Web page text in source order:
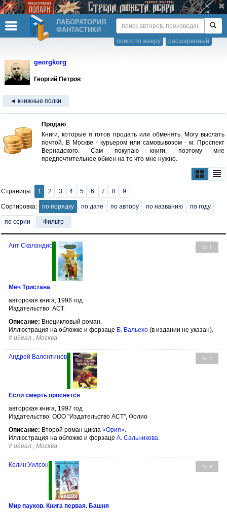
ЛАБОРАТОРИЯ
ФАНТАСТИКИ
расширенный
поиск по жанру
georgkorg
Георгий Петров
◄ книжные полки
Продаю
Книги, которые я готов продать или обменять. Могу выслать
почтой. В Москве - курьером или самовывозом - м. Проспект
Вернадского. Сам покупаю книги, поэтому мне
предпочтительнее обмен на то что мне нужно.
Страницы: 1 2 3 4 5 6 7 8 9
Сортировка: по порядку по дате по автору по названию по году
по серии Фильтр
№ 1
Ант Скаландис
Меч Тристана
авторская книга, 1998 год
Издательство: АСТ
Описание: Внецикловый роман.
Иллюстрация на обложке и форзаце Б. Вальехо (в издании не указан).
# идеал., Москва
№ 2
Андрей Валентинов
Если смерть проснется
авторская книга, 1997 год
Издательство: ООО "Издательство АСТ", Фолио
Описание: Второй роман цикла «Ория»
Иллюстрация на обложке и форзаце А. Сальникова
# идеал., Москва
№ 3
Колин Уилсон
Мир пауков. Книга первая. Башня